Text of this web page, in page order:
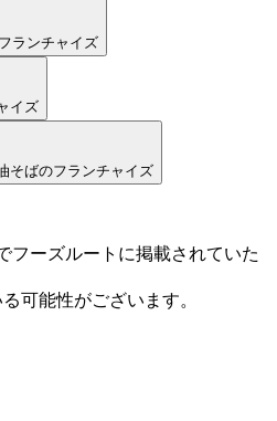
ランチャイズ
イズ
そばのフランチャイズ
フーズルートに掲載されていた
可能性がございます。